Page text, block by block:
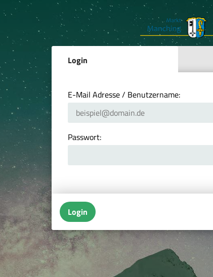
Login
E-Mail Adresse / Benutzername:
Passwort:
Login